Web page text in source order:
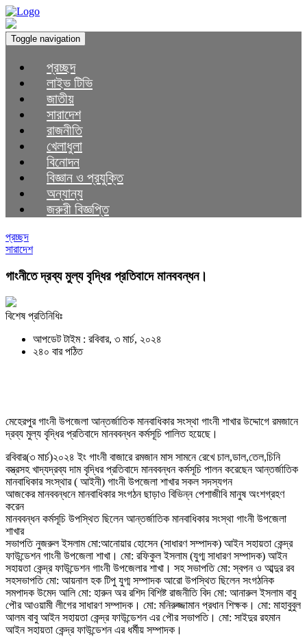
Toggle navigation
প্রচ্ছদ
লাইভ টিভি
জাতীয়
সারাদেশ
রাজনীতি
খেলাধুলা
বিনোদন
বিজ্ঞান ও প্রযুক্তি
অন্যান্য
জরুরী বিজ্ঞপ্তি
প্রচ্ছদ
সারাদেশ
গাংনীতে দ্রব্য মুল্য বৃদ্ধির প্রতিবাদে মানববন্ধন।
বিশেষ প্রতিনিধিঃ
আপডেট টাইম : রবিবার, ৩ মার্চ, ২০২৪
২৪০ বার পঠিত
মেহেরপুর গাংনী উপজেলা আন্তর্জাতিক মানবাধিকার সংস্থা গাংনী শাখার উদ্দোগে রমজানে
দ্রব্য মুল্য বৃদ্ধির প্রতিবাদে মানববন্ধন কর্মসূচি পালিত হয়েছে।
রবিবার(৩ মার্চ)২০২৪ ইং গাংনী বাজারে রমজান মাস সামনে রেখে চাল,ডাল,তেল,চিনি
বস্ত্রসহ খাদ্যদ্রব্য দাম বৃদ্ধির প্রতিবাদে মানববন্ধন কর্মসূচি পালন করেছেন আন্তর্জাতিক
মানবাধিকার সংস্থার ( আইনী) গাংনী উপজেলা শাখার সকল সদস্যগন
আজকের মানববন্ধনে মানবাধিকার সংগঠন ছাড়াও বিভিন্ন পেশাজীবি মানুষ অংশগ্রহণ
করেন
মানববন্ধন কর্মসূচি উপস্থিত ছিলেন আন্তর্জাতিক মানবাধিকার সংস্থা গাংনী উপজেলা
শাখার
সভাপতি নুজরুল ইসলাম মো:আনোয়ার হোসেন (সাধারণ সম্পাদক) আইন সহায়তা কেন্দ্র
ফাউন্ডেশন গাংনী উপজেলা শাখা। মো: রফিকুল ইসলাম (যুগ্ম সাধারণ সম্পাদক) আইন
সহায়তা কেন্দ্র ফাউন্ডেশন গাংনী উপজেলার শাখা। সহ সভাপতি মো: স্বপন ও আব্দুর রব
সহসভাপতি মো: আয়নাল হক টিপু যুগ্ম সম্পাদক আরো উপস্থিত ছিলেন সংগঠনিক
সমপাদক উমেদ আলি মো: হারুন অর রশিদ বিশিষ্ট রাজনীতি বিদ মো: আনারুল ইসলাম বাবু
পৌর আওয়ামী লীগের সাধারণ সম্পাদক। মো: মনিরুজ্জামান প্রধান শিক্ষক। মো: মাহাবুবুল
আলম বাবু আইন সহায়তা কেন্দ্র ফাউন্ডেশন এর পৌর সভাপতি। মো: সাইদুর রহমান
আইন সহায়তা কেন্দ্র ফাউন্ডেশন এর ধর্মীয় সম্পাদক।